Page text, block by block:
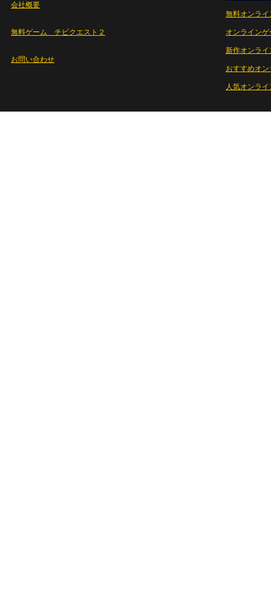
会社概要
無料ゲーム チビクエスト２
お問い合わせ
無料オンライ
オンライン
新作オンライ
おすすめオ
人気オンラ